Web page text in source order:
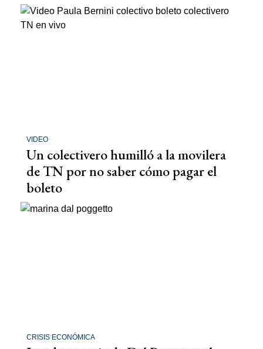
VIDEO
Un colectivero humilló a la movilera
de TN por no saber cómo pagar el
boleto
CRISIS ECONÓMICA